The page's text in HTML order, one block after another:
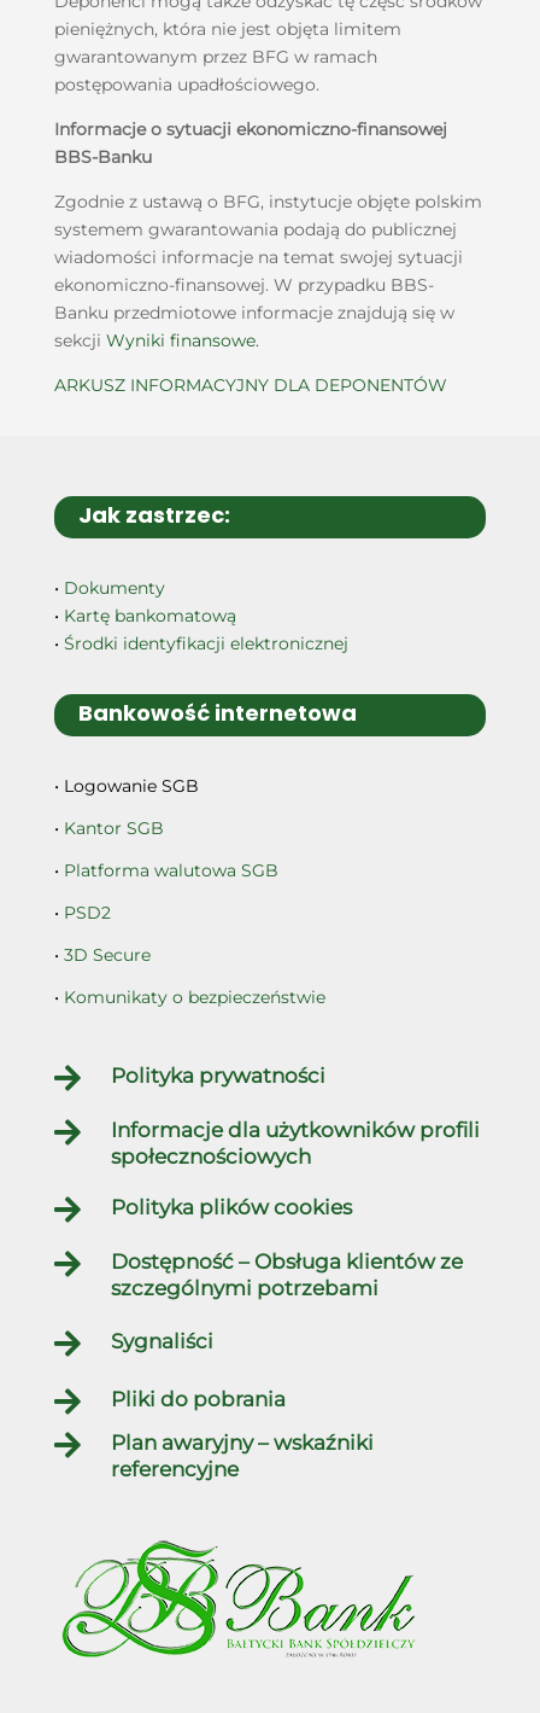
pieniężnych, która nie jest objęta limitem
gwarantowanym przez BFG w ramach
postępowania upadłościowego.
Informacje o sytuacji ekonomiczno-finansowej
BBS-Banku
Zgodnie z ustawą o BFG, instytucje objęte polskim
systemem gwarantowania podają do publicznej
wiadomości informacje na temat swojej sytuacji
ekonomiczno-finansowej. W przypadku BBS-
Banku przedmiotowe informacje znajdują się w
sekcji Wyniki finansowe.
ARKUSZ INFORMACYJNY DLA DEPONENTÓW
Jak zastrzec:
• Dokumenty
• Kartę bankomatową
• Środki identyfikacji elektronicznej
Bankowość internetowa
• Logowanie SGB
• Kantor SGB
• Platforma walutowa SGB
• PSD2
• 3D Secure
• Komunikaty o bezpieczeństwie
 Polityka prywatności

Informacje dla użytkowników profili
społecznościowych
 Polityka plików cookies

Dostępność – Obsługa klientów ze
szczególnymi potrzebami
 Sygnaliści
 Pliki do pobrania

Plan awaryjny – wskaźniki
referencyjne